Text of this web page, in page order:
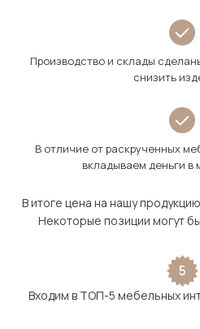
Производство и склады
снизить
В отличие от раскрученных
вкладываем деньги в
В итоге цена на нашу
Некоторые позиции могут
5
Входим в ТОП-5 мебельных